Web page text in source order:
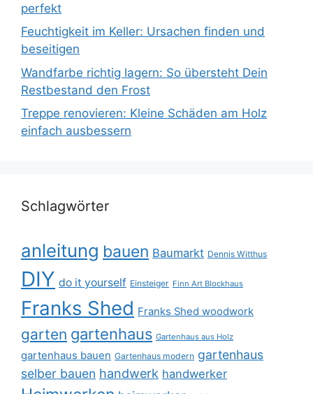
perfekt
Feuchtigkeit im Keller: Ursachen finden und
beseitigen
Wandfarbe richtig lagern: So übersteht Dein
Restbestand den Frost
Treppe renovieren: Kleine Schäden am Holz
einfach ausbessern
Schlagwörter
anleitung bauen Baumarkt Dennis Witthus
DIY do it yourself Einsteiger Finn Art Blockhaus
Franks Shed Franks Shed woodwork
garten gartenhaus Gartenhaus aus Holz
gartenhaus bauen Gartenhaus modern gartenhaus
selber bauen handwerk handwerker